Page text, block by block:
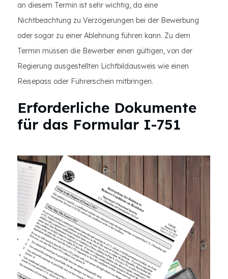
an diesem Termin ist sehr wichtig, da eine
Nichtbeachtung zu Verzögerungen bei der Bewerbung
oder sogar zu einer Ablehnung führen kann. Zu dem
Termin müssen die Bewerber einen gültigen, von der
Regierung ausgestellten Lichtbildausweis wie einen
Reisepass oder Führerschein mitbringen.
Erforderliche Dokumente
für das Formular I-751